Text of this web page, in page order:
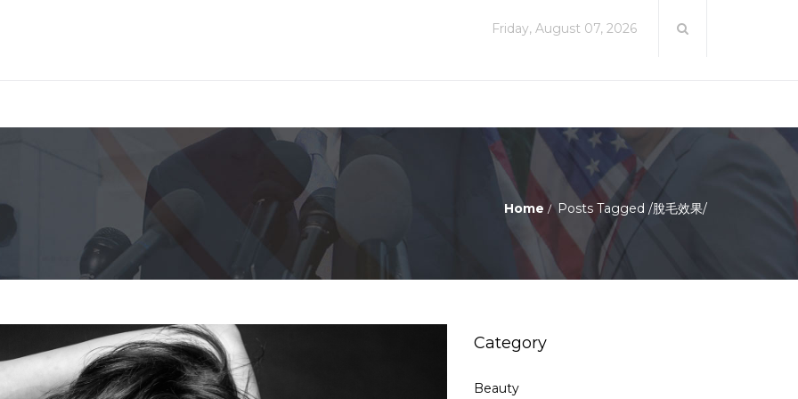
Friday, August 07, 2026
Home Posts Tagged /脫毛效果/
Category
Beauty